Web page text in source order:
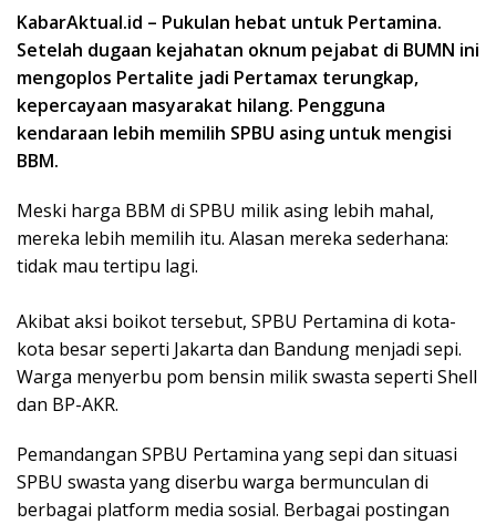
KabarAktual.id – Pukulan hebat untuk Pertamina.
Setelah dugaan kejahatan oknum pejabat di BUMN ini
mengoplos Pertalite jadi Pertamax terungkap,
kepercayaan masyarakat hilang. Pengguna
kendaraan lebih memilih SPBU asing untuk mengisi
BBM.
Meski harga BBM di SPBU milik asing lebih mahal,
mereka lebih memilih itu. Alasan mereka sederhana:
tidak mau tertipu lagi.
Akibat aksi boikot tersebut, SPBU Pertamina di kota-
kota besar seperti Jakarta dan Bandung menjadi sepi.
Warga menyerbu pom bensin milik swasta seperti Shell
dan BP-AKR.
Pemandangan SPBU Pertamina yang sepi dan situasi
SPBU swasta yang diserbu warga bermunculan di
berbagai platform media sosial. Berbagai postingan